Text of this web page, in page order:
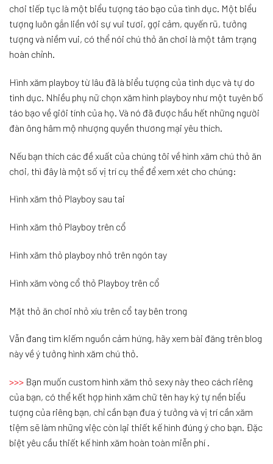
chơi tiếp tục là một biểu tượng táo bạo của tình dục. Một biểu
tượng luôn gắn liền với sự vui tươi, gợi cảm, quyến rũ, tưởng
tượng và niềm vui, có thể nói chú thỏ ăn chơi là một tâm trạng
hoàn chỉnh.
Hình xăm playboy từ lâu đã là biểu tượng của tình dục và tự do
tình dục. Nhiều phụ nữ chọn xăm hình playboy như một tuyên bố
táo bạo về giới tính của họ. Và nó đã được hầu hết những người
đàn ông hâm mộ nhượng quyền thương mại yêu thích.
Nếu bạn thích các đề xuất của chúng tôi về hình xăm chú thỏ ăn
chơi, thì đây là một số vị trí cụ thể để xem xét cho chúng:
Hình xăm thỏ Playboy sau tai
Hình xăm thỏ Playboy trên cổ
Hình xăm thỏ playboy nhỏ trên ngón tay
Hình xăm vòng cổ thỏ Playboy trên cổ
Mặt thỏ ăn chơi nhỏ xíu trên cổ tay bên trong
Vẫn đang tìm kiếm nguồn cảm hứng, hãy xem bài đăng trên blog
này về ý tưởng hình xăm chú thỏ.
>>> Bạn muốn custom hình xăm thỏ sexy này theo cách riêng
của bạn, có thể kết hợp hình xăm chữ tên hay ký tự nền biểu
tượng của riêng bạn, chỉ cần bạn đưa ý tưởng và vị trí cần xăm
tiệm sẽ làm những việc còn lại thiết kế hình đúng ý cho bạn. Đặc
biệt yêu cầu thiết kế hình xăm hoàn toàn miễn phí .